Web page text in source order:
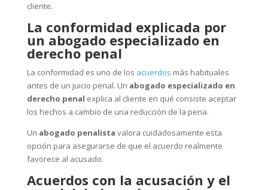
cliente.
La conformidad explicada por
un abogado especializado en
derecho penal
La conformidad es uno de los acuerdos más habituales
antes de un juicio penal. Un abogado especializado en
derecho penal explica al cliente en qué consiste aceptar
los hechos a cambio de una reducción de la pena.
Un abogado penalista valora cuidadosamente esta
opción para asegurarse de que el acuerdo realmente
favorece al acusado.
Acuerdos con la acusación y el